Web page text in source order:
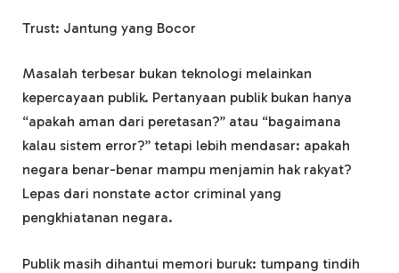
Trust: Jantung yang Bocor
Masalah terbesar bukan teknologi melainkan
kepercayaan publik. Pertanyaan publik bukan hanya
“apakah aman dari peretasan?” atau “bagaimana
kalau sistem error?” tetapi lebih mendasar: apakah
negara benar-benar mampu menjamin hak rakyat?
Lepas dari nonstate actor criminal yang
pengkhiatanan negara.
Publik masih dihantui memori buruk: tumpang tindih